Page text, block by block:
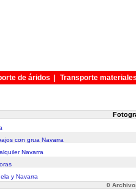
de áridos Transporte
con grua Navarra
Navarra
y Navarra
0